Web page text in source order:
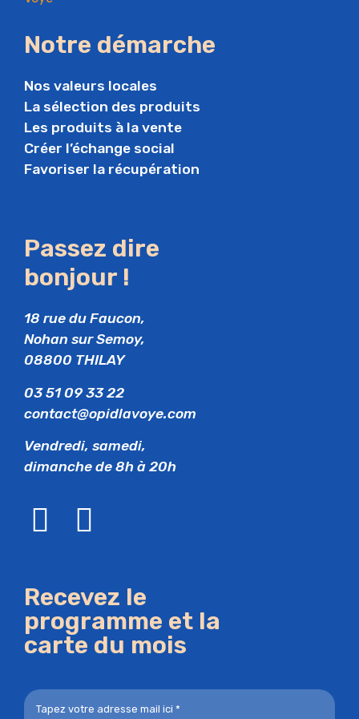
Notre démarche
Nos valeurs locales
La sélection des produits
Les produits à la vente
Créer l’échange social
Favoriser la récupération
Passez dire
bonjour !
18 rue du Faucon,
Nohan sur Semoy,
08800 THILAY
03 51 09 33 22
contact@opidlavoye.com
Vendredi, samedi,
dimanche de 8h à 20h
Recevez le
programme et la
carte du mois